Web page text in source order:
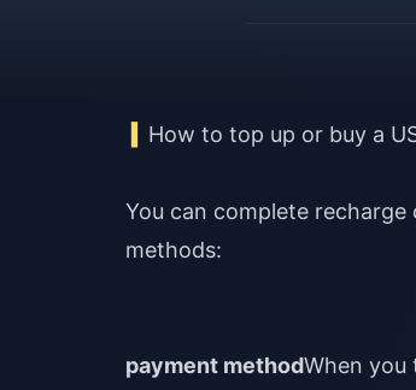
How to top up or buy a
You can complete
methods:
payment methodWhen you